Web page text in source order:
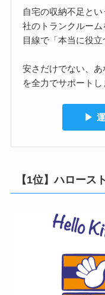
自宅の収納不足と
社のトランクルー
目線で「本当に役立
安さだけでない、
を全力でサポートし
▶︎
【1位】ハロース